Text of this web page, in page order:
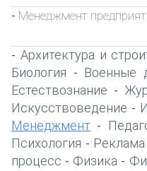
- Менеджмент
- Архитектура и
Биология - Военные
Естествознание -
Искусствоведение -
Менеджмент -
Психология - Реклама
процесс - Физика -